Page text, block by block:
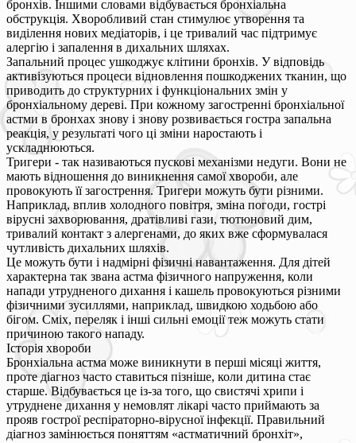
бронхів. Іншими словами відбувається бронхіальна
обструкція. Хворобливий стан стимулює утворення та
виділення нових медіаторів, і це тривалий час підтримує
алергію і запалення в дихальних шляхах.
Запальний процес ушкоджує клітини бронхів. У відповідь
активізуються процеси відновлення пошкоджених тканин, що
приводить до структурних і функціональних змін у
бронхіальному дереві. При кожному загостренні бронхіальної
астми в бронхах знову і знову розвивається гостра запальна
реакція, у результаті чого ці зміни наростають і
ускладнюються.
Тригери - так називаються пускові механізми недуги. Вони не
мають відношення до виникнення самої хвороби, але
провокують її загострення. Тригери можуть бути різними.
Наприклад, вплив холодного повітря, зміна погоди, гострі
вірусні захворювання, дратівливі гази, тютюновий дим,
тривалий контакт з алергенами, до яких вже сформувалася
чутливість дихальних шляхів.
Це можуть бути і надмірні фізичні навантаження. Для дітей
характерна так звана астма фізичного напруження, коли
напади утрудненого дихання і кашель провокуються різними
фізичними зусиллями, наприклад, швидкою ходьбою або
бігом. Сміх, переляк і інші сильні емоції теж можуть стати
причиною такого нападу.
Історія хвороби
Бронхіальна астма може виникнути в перші місяці життя,
проте діагноз часто ставиться пізніше, коли дитина стає
старше. Відбувається це із-за того, що свистячі хрипи і
утруднене дихання у немовлят лікарі часто приймають за
прояв гострої респіраторно-вірусної інфекції. Правильний
діагноз замінюється поняттям «астматичний бронхіт»,